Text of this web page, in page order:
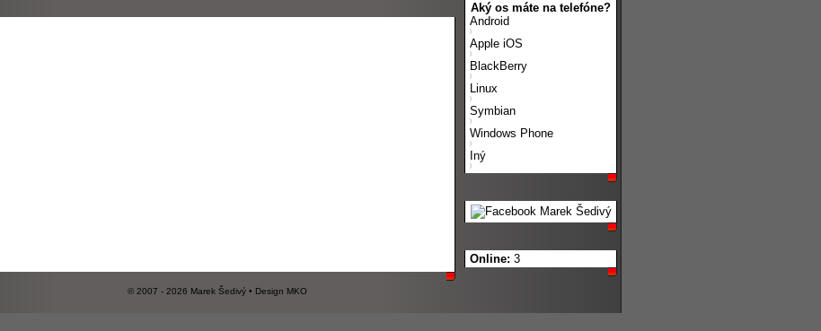
Aký os máte na telefóne?
Android
Apple iOS
BlackBerry
Linux
Symbian
Windows Phone
Iný
Online: 3
© 2007 - 2026 Marek Šedivý • Design MKO